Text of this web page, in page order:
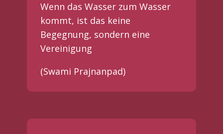
Wenn das Wasser zum Wasser
kommt, ist das keine
Begegnung, sondern eine
Vereinigung
(Swami Prajnanpad)